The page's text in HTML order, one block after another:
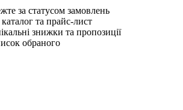
за статусом замовлень
та прайс-лист
знижки та пропозиції
обраного